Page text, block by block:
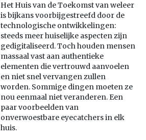
Het Huis van de Toekomst van weleer
is bijkans voorbijgestreefd door de
technologische ontwikkelingen:
steeds meer huiselijke aspecten zijn
gedigitaliseerd. Toch houden mensen
massaal vast aan authentieke
elementen die vertrouwd aanvoelen
en niet snel vervangen zullen
worden. Sommige dingen moeten ze
nou eenmaal niet veranderen. Een
paar voorbeelden van
onverwoestbare eyecatchers in elk
huis.